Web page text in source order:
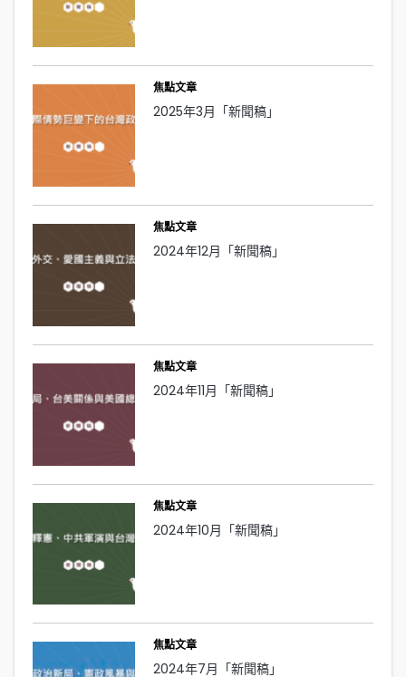
焦點文章
2025年3月「新聞稿」
焦點文章
2024年12月「新聞稿」
焦點文章
2024年11月「新聞稿」
焦點文章
2024年10月「新聞稿」
焦點文章
2024年7月「新聞稿」